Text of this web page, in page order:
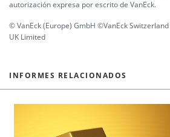
autorización expresa por escrito de VanEck.
© VanEck (Europe) GmbH ©VanEck
UK Limited
INFORMES RELACIONADOS